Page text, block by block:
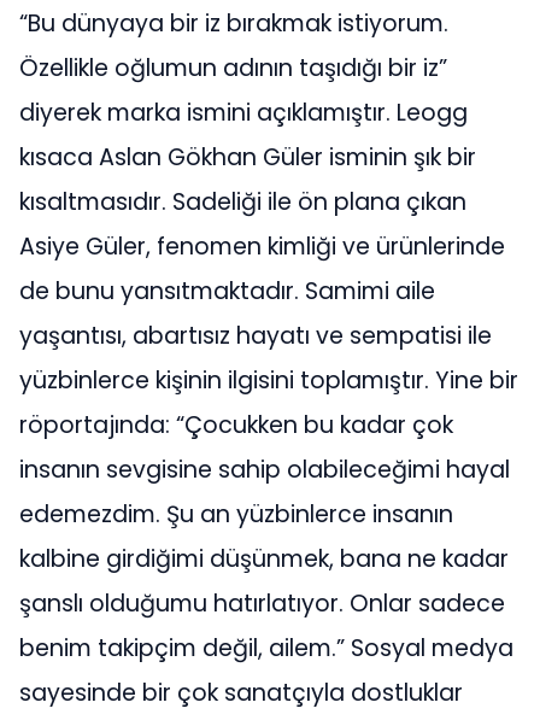
“Bu dünyaya bir iz bırakmak istiyorum.
Özellikle oğlumun adının taşıdığı bir iz”
diyerek marka ismini açıklamıştır. Leogg
kısaca Aslan Gökhan Güler isminin şık bir
kısaltmasıdır. Sadeliği ile ön plana çıkan
Asiye Güler, fenomen kimliği ve ürünlerinde
de bunu yansıtmaktadır. Samimi aile
yaşantısı, abartısız hayatı ve sempatisi ile
yüzbinlerce kişinin ilgisini toplamıştır. Yine bir
röportajında: “Çocukken bu kadar çok
insanın sevgisine sahip olabileceğimi hayal
edemezdim. Şu an yüzbinlerce insanın
kalbine girdiğimi düşünmek, bana ne kadar
şanslı olduğumu hatırlatıyor. Onlar sadece
benim takipçim değil, ailem.” Sosyal medya
sayesinde bir çok sanatçıyla dostluklar